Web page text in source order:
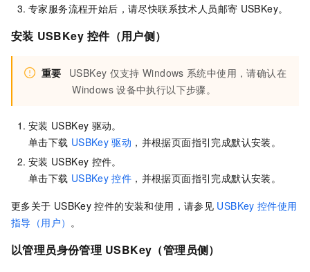
专家服务流程开始后，请尽快联系技术人员邮寄 USBKey。
安装 USBKey 控件（用户侧）
重要 USBKey 仅支持 Windows 系统中使用，请确认在
Windows 设备中执行以下步骤。
安装 USBKey 驱动。
单击下载 USBKey 驱动 ，并根据页面指引完成默认安装。
安装 USBKey 控件。
单击下载 USBKey 控件 ，并根据页面指引完成默认安装。
更多关于 USBKey 控件的安装和使用，请参见 USBKey 控件使用
指导（用户） 。
以管理员身份管理 USBKey（管理员侧）